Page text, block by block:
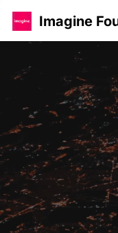
Imagine